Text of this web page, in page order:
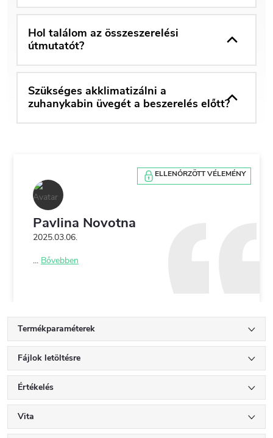
Hol találom az összeszerelési
útmutatót?
Szükséges akklimatizálni a
zuhanykabin üvegét a beszerelés előtt?
Pavlina Novotna
2025.03.06.
ELLENŐRZÖTT VÉLEMÉNY
... Bővebben
Termékparaméterek
Fájlok letöltésre
Értékelés
Vita